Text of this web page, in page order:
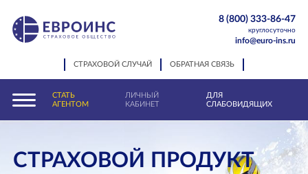
СТРАХОВОЙ СЛУЧАЙ ОБРАТНАЯ СВЯЗЬ
8 (800) 333-86-47
круглосуточно
info@euro-ins.ru
СТАТЬ
АГЕНТОМ
ЛИЧНЫЙ
КАБИНЕТ
ДЛЯ
СЛАБОВИДЯЩИХ
СТРАХОВОЙ ПРОДУКТ